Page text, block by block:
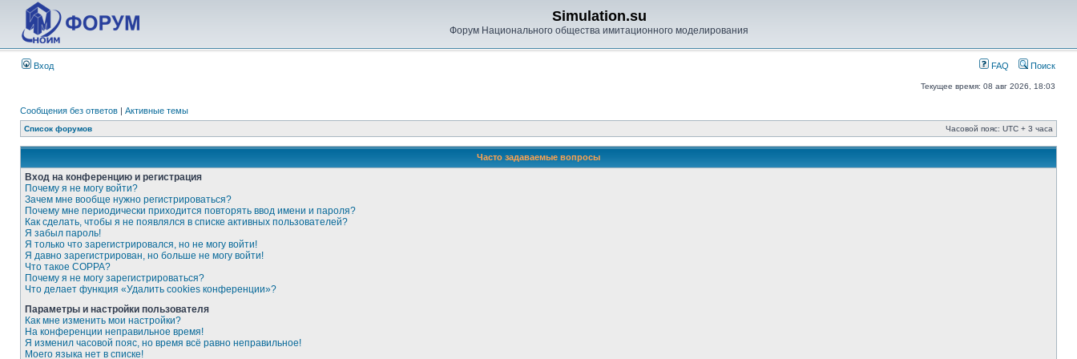
Simulation.su
Форум Национального общества имитационного моделирования
Вход FAQ Поиск
Текущее время: 08 авг 2026, 18:03
Сообщения без ответов | Активные темы
Список форумов Часовой пояс: UTC + 3 часа
Часто задаваемые вопросы
Вход на конференцию и регистрация
Почему я не могу войти?
Зачем мне вообще нужно регистрироваться?
Почему мне периодически приходится повторять ввод имени и пароля?
Как сделать, чтобы я не появлялся в списке активных пользователей?
Я забыл пароль!
Я только что зарегистрировался, но не могу войти!
Я давно зарегистрирован, но больше не могу войти!
Что такое COPPA?
Почему я не могу зарегистрироваться?
Что делает функция «Удалить cookies конференции»?
Параметры и настройки пользователя
Как мне изменить мои настройки?
На конференции неправильное время!
Я изменил часовой пояс, но время всё равно неправильное!
Моего языка нет в списке!